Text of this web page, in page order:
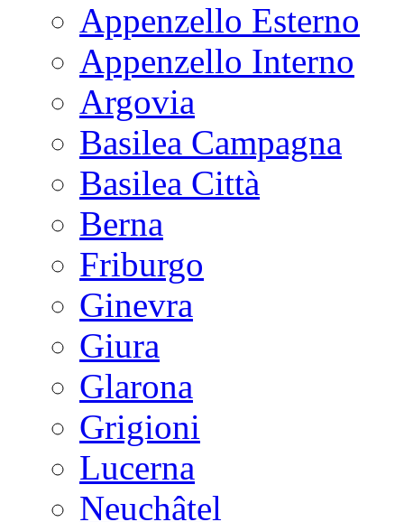
Appenzello Esterno
Appenzello Interno
Argovia
Basilea Campagna
Basilea Città
Berna
Friburgo
Ginevra
Giura
Glarona
Grigioni
Lucerna
Neuchâtel